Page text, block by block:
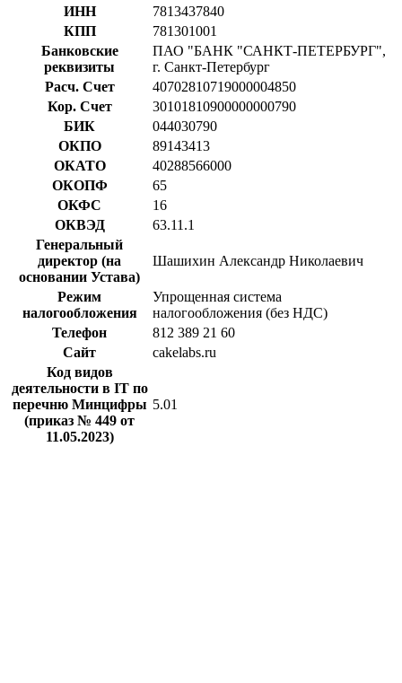
ИНН
7813437840
КПП
781301001
Банковские
реквизиты
ПАО "БАНК "САНКТ-ПЕТЕРБУРГ",
г. Санкт-Петербург
Расч. Счет
40702810719000004850
Кор. Счет
30101810900000000790
БИК
044030790
ОКПО
89143413
ОКАТО
40288566000
ОКОПФ
65
ОКФС
16
ОКВЭД
63.11.1
Генеральный
директор (на
основании Устава)
Шашихин Александр Николаевич
Режим
налогообложения
Упрощенная система
налогообложения (без НДС)
Телефон
812 389 21 60
Сайт
cakelabs.ru
Код видов
деятельности в IT по
перечню Минцифры
(приказ № 449 от
11.05.2023)
5.01